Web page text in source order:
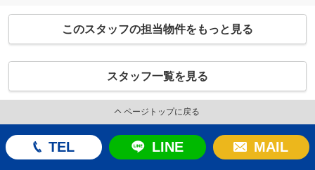
このスタッフの担当物件をもっと見る
スタッフ一覧を見る
ページトップに戻る
TEL LINE MAIL